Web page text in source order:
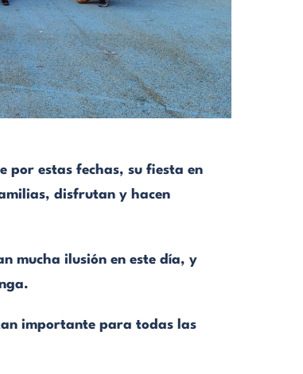
por estas fechas, su fiesta en
disfrutan y hacen
mucha ilusión en este día, y
importante para todas las